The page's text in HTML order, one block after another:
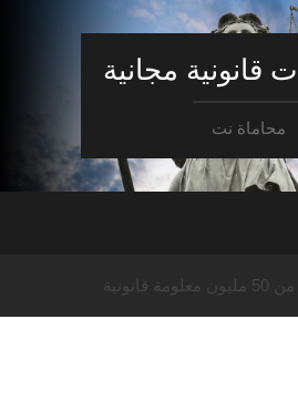
قانونية مجانية
محاماة نت